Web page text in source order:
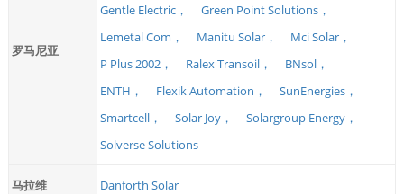
罗马尼亚
Gentle Electric，
Green Point Solutions，
Lemetal Com，
Manitu Solar，
Mci Solar，
P Plus 2002，
Ralex Transoil，
BNsol，
ENTH，
Flexik Automation，
SunEnergies，
Smartcell，
Solar Joy，
Solargroup Energy，
Solverse Solutions
马拉维 Danforth Solar